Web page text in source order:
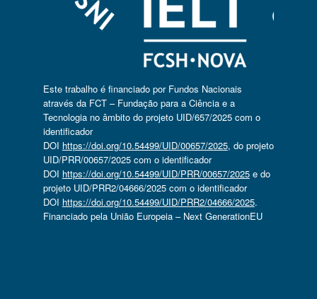
Este trabalho é financiado por Fundos Nacionais
através da FCT – Fundação para a Ciência e a
Tecnologia no âmbito do projeto UID/657/2025 com o
identificador
DOI https://doi.org/10.54499/UID/00657/2025, do projeto
UID/PRR/00657/2025 com o identificador
DOI https://doi.org/10.54499/UID/PRR/00657/2025e do
projeto UID/PRR2/04666/2025 com o identificador
DOI https://doi.org/10.54499/UID/PRR2/04666/2025.
Financiado pela União Europeia – Next GenerationEU